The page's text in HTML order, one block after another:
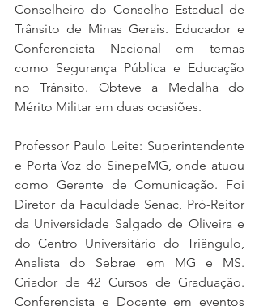
Conselheiro do Conselho Estadual de
Trânsito de Minas Gerais. Educador e
Conferencista Nacional em temas
como Segurança Pública e Educação
no Trânsito. Obteve a Medalha do
Mérito Militar em duas ocasiões.
Professor Paulo Leite: Superintendente
e Porta Voz do SinepeMG, onde atuou
como Gerente de Comunicação. Foi
Diretor da Faculdade Senac, Pró-Reitor
da Universidade Salgado de Oliveira e
do Centro Universitário do Triângulo,
Analista do Sebrae em MG e MS.
Criador de 42 Cursos de Graduação.
Conferencista e Docente em eventos